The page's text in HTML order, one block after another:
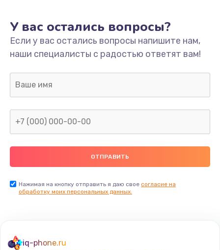
У вас остались вопросы?
Если у вас остались вопросы напишите нам,
наши специалисты с радостью ответят вам!
Нажимая на кнопку отправить я даю свое согласие на
обработку моих персональных данных.
iq-phone.ru